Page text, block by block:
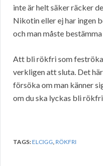
inte är helt säker räcker
Nikotin eller ej har ingen
och man måste bestämma
Att bli rökfri som
verkligen att sluta. Det
försöka om man känner
om du ska lyckas bli
TAGS:ELCIGG,RÖKFRI